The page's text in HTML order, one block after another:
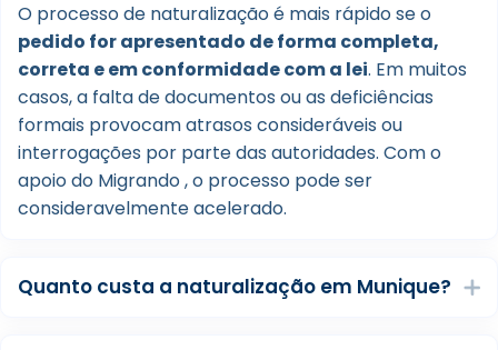
O processo de naturalização é mais rápido se o
pedido for apresentado de forma completa,
correta e em conformidade com a lei. Em muitos
casos, a falta de documentos ou as deficiências
formais provocam atrasos consideráveis ou
interrogações por parte das autoridades. Com o
apoio do Migrando , o processo pode ser
consideravelmente acelerado.
Quanto custa a naturalização em Munique?